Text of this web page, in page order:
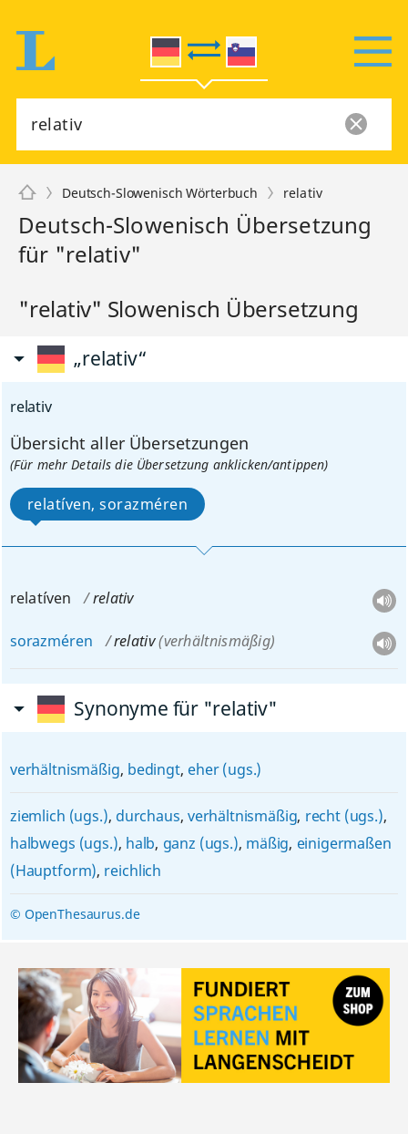
Deutsch-Slowenisch Wörterbuch relativ
Deutsch-Slowenisch Übersetzung
für "relativ"
"relativ" Slowenisch Übersetzung
„relativ“
relativ
Übersicht aller Übersetzungen
(Für mehr Details die Übersetzung anklicken/antippen)
relatíven, sorazméren
relatíven relativ
sorazméren relativ(verhältnismäßig)
Synonyme für "relativ"
verhältnismäßig, bedingt, eher (ugs.)
ziemlich (ugs.), durchaus, verhältnismäßig, recht (ugs.),
halbwegs (ugs.), halb, ganz (ugs.), mäßig, einigermaßen
(Hauptform), reichlich
© OpenThesaurus.de